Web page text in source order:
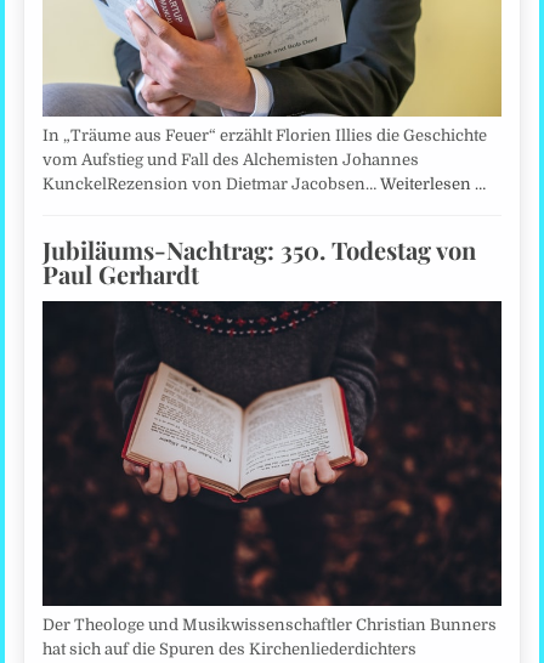
In „Träume aus Feuer“ erzählt Florien Illies die Geschichte
vom Aufstieg und Fall des Alchemisten Johannes
KunckelRezension von Dietmar Jacobsen…Weiterlesen …
Jubiläums-Nachtrag: 350. Todestag von
Paul Gerhardt
Der Theologe und Musikwissenschaftler Christian Bunners
hat sich auf die Spuren des Kirchenliederdichters